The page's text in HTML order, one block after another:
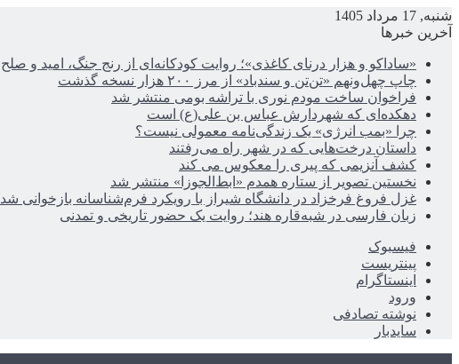
شنبه, 17 مرداد 1405
آخرین خبرها
«ساداکو و هزار درنای کاغذی»؛ روایت کودکانه‌ای از رنج جنگ، امید و صلح
چاپ چهل‌ونهم «تن‌تن و سندباد» از مرز ۲۰۰ هزار نسخه گذشت
فراخوان ساخت مودم نوری با تراشه بومی منتشر شد
دهکده‌ای که شهردارش عباس بن علی(ع) است
چرا «بمب انرژی» یک زندگی‌نامه معمولی نیست؟
داستان درخت‌هایی که در شهر راه می‌رفتند
کشف آنزیمی که پیری را معکوس می کند
نخستین تصویر از ستاره همدم «ابط‌الجوزا» منتشر شد
غزل فروغ فرخزاد در دانشگاه شیراز با رویکرد فرم‌شناسانه بازخوانی شد
زبان فارسی در شبه‌قاره هند؛ روایت یک حضور تاریخی و تمدنی
فیسبوک
پینتریست
اینستاگرام
ورود
نوشته تصادفی
سایدبار